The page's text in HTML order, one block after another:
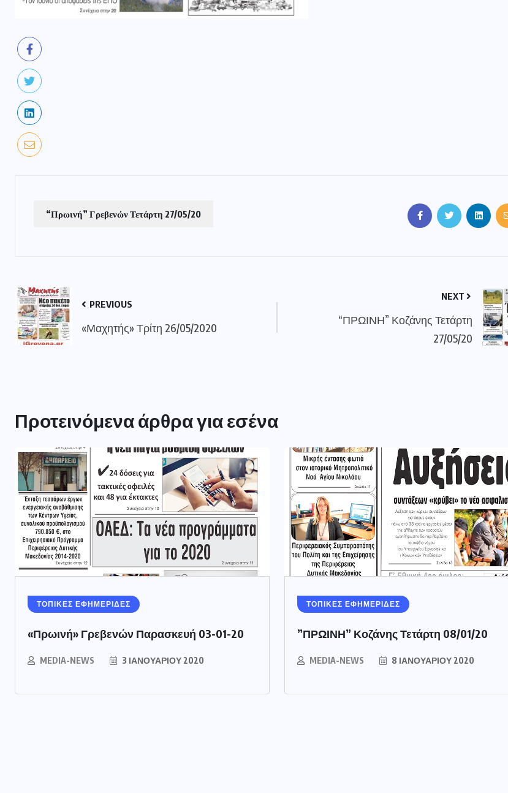
“Πρωινή” Γρεβενών Τετάρτη 27/05/20
PREVIOUS
«Μαχητής» Τρίτη 26/05/2020
NEXT
“ΠΡΩΙΝΗ” Κοζάνης Τετάρτη
27/05/20
Προτεινόμενα άρθρα για εσένα
ΤΟΠΙΚΕΣ ΕΦΗΜΕΡΙΔΕΣ
«Πρωινή» Γρεβενών Παρασκευή 03-01-20
MEDIA-NEWS 3 ΙΑΝΟΥΑΡΊΟΥ 2020
ΤΟΠΙΚΕΣ ΕΦΗΜΕΡΙΔΕΣ
”ΠΡΩΙΝΗ” Κοζάνης Τετάρτη 08/01/20
MEDIA-NEWS 8 ΙΑΝΟΥΑΡΊΟΥ 2020